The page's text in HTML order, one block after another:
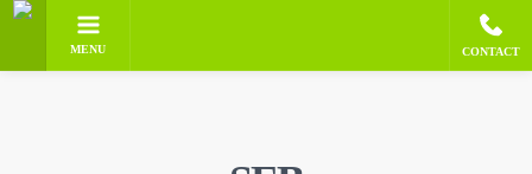
MENU CONTACT